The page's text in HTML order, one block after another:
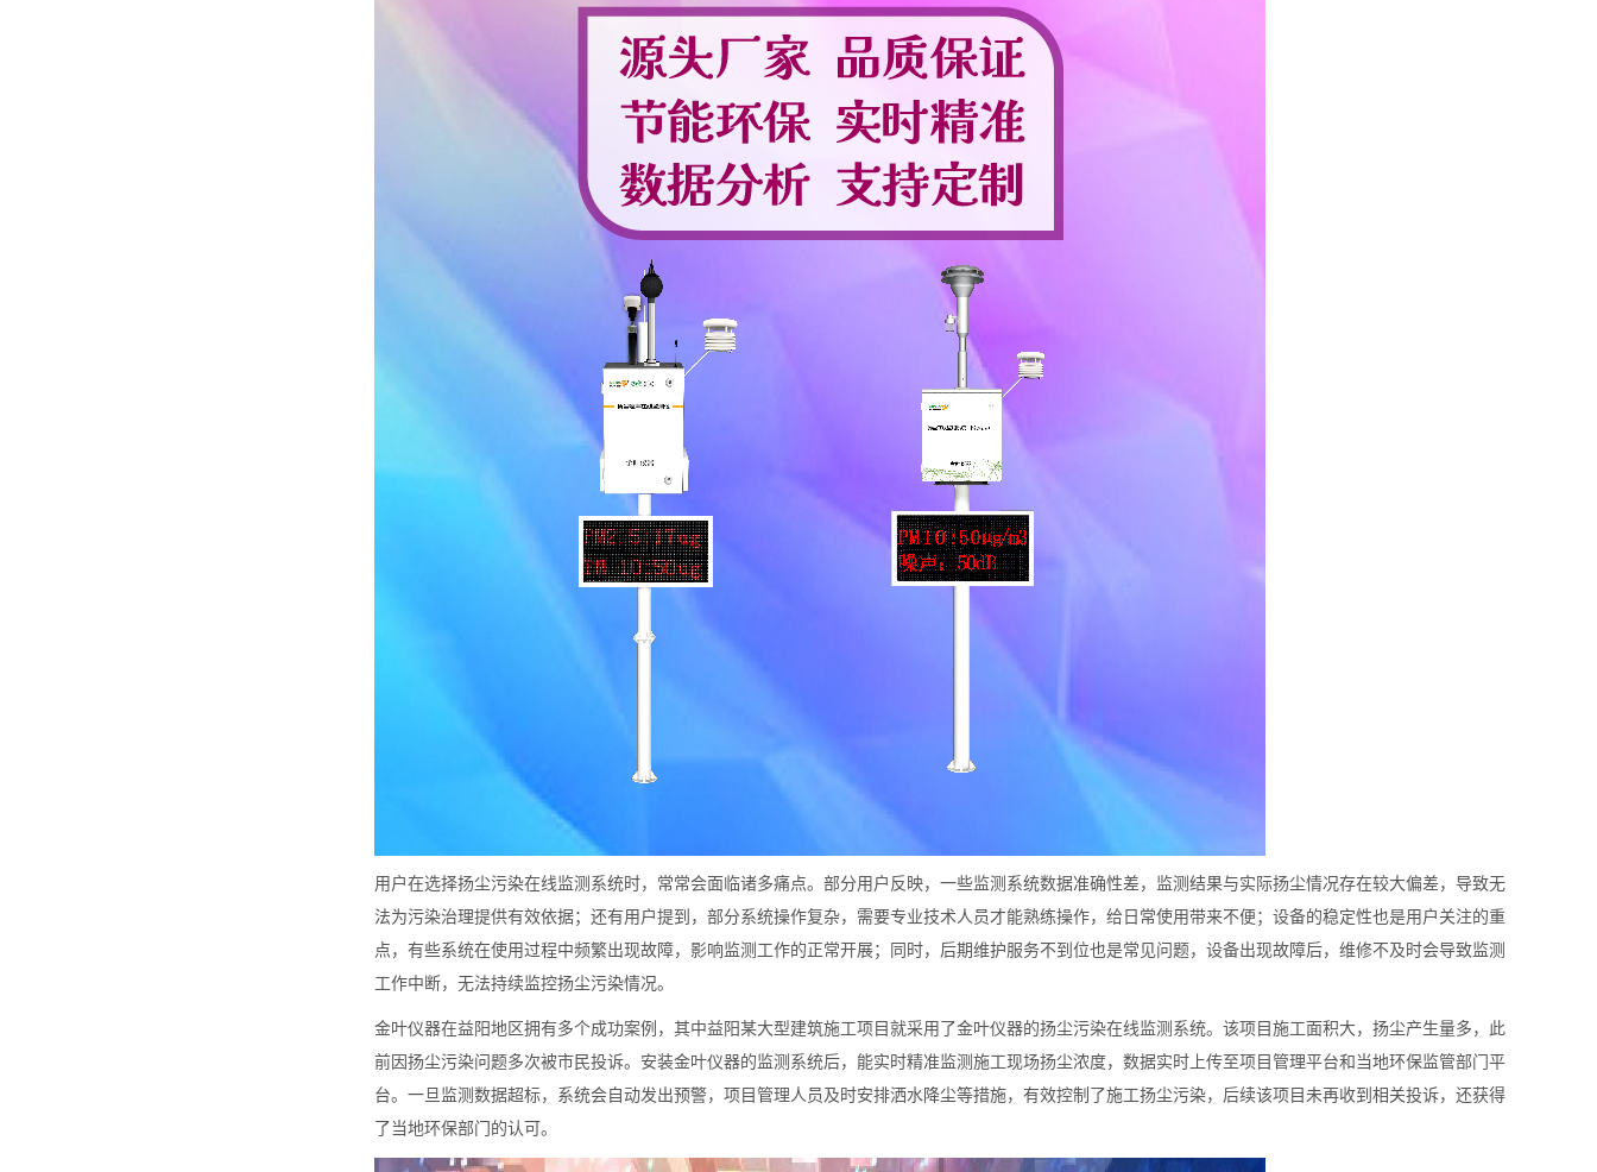
用户在选择扬尘污染在线监测系统时，常常会面临诸多痛点。部分用户反映，一些监测系统数据准确性差，监测结果与实际扬尘情况存在较大偏差，导致无
法为污染治理提供有效依据；还有用户提到，部分系统操作复杂，需要专业技术人员才能熟练操作，给日常使用带来不便；设备的稳定性也是用户关注的重
点，有些系统在使用过程中频繁出现故障，影响监测工作的正常开展；同时，后期维护服务不到位也是常见问题，设备出现故障后，维修不及时会导致监测
工作中断，无法持续监控扬尘污染情况。
金叶仪器在益阳地区拥有多个成功案例，其中益阳某大型建筑施工项目就采用了金叶仪器的扬尘污染在线监测系统。该项目施工面积大，扬尘产生量多，此
前因扬尘污染问题多次被市民投诉。安装金叶仪器的监测系统后，能实时精准监测施工现场扬尘浓度，数据实时上传至项目管理平台和当地环保监管部门平
台。一旦监测数据超标，系统会自动发出预警，项目管理人员及时安排洒水降尘等措施，有效控制了施工扬尘污染，后续该项目未再收到相关投诉，还获得
了当地环保部门的认可。